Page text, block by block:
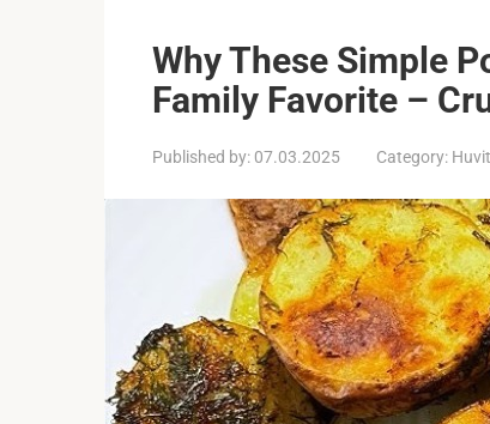
Why These Simple
Family Favorite –
Published by: 07.03.2025 Category: